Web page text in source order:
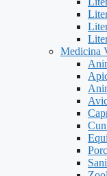
Medicina